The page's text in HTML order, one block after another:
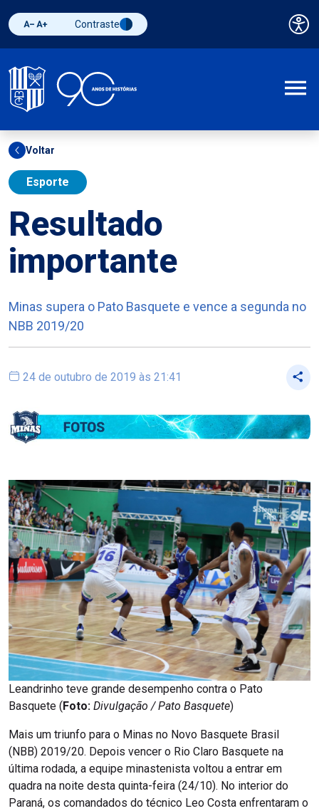
Diminuir fonte
Aumentar fonteAlternar contraste
Contraste
Voltar
Esporte
Resultado
importante
Minas supera o Pato Basquete e vence a segunda no
NBB 2019/20
24 de outubro de 2019 às 21:41
Leandrinho teve grande desempenho contra o Pato
Basquete ( Foto: Divulgação / Pato Basquete)
Mais um triunfo para o Minas no Novo Basquete Brasil
(NBB) 2019/20. Depois vencer o Rio Claro Basquete na
última rodada, a equipe minastenista voltou a entrar em
quadra na noite desta quinta-feira (24/10). No interior do
Paraná, os comandados do técnico Leo Costa enfrentaram o